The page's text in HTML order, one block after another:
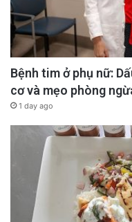
Bệnh tim ở phụ nữ:
cơ và mẹo phòng
1 day ago